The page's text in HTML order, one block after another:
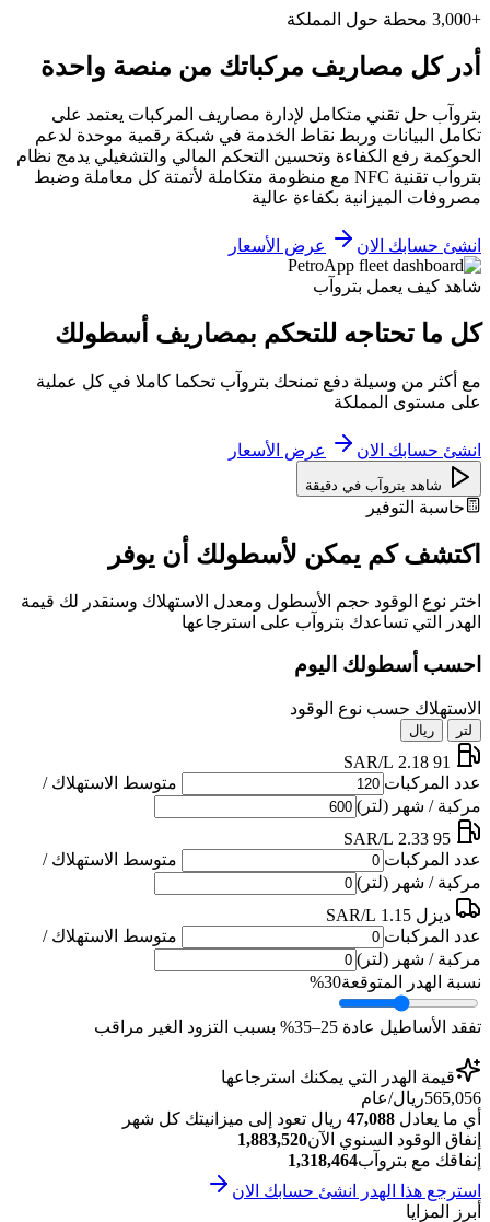
+3,000 محطة حول المملكة
أدر كل مصاريف مركباتك من منصة واحدة
بتروآب حل تقني متكامل لإدارة مصاريف المركبات يعتمد على
تكامل البيانات وربط نقاط الخدمة في شبكة رقمية موحدة لدعم
الحوكمة رفع الكفاءة وتحسين التحكم المالي والتشغيلي يدمج نظام
بتروآب تقنية NFC مع منظومة متكاملة لأتمتة كل معاملة وضبط
مصروفات الميزانية بكفاءة عالية
انشئ حسابك الان عرض الأسعار
شاهد كيف يعمل بتروآب
كل ما تحتاجه للتحكم بمصاريف أسطولك
مع أكثر من وسيلة دفع تمنحك بتروآب تحكما كاملا في كل عملية
على مستوى المملكة
انشئ حسابك الان عرض الأسعار
شاهد بتروآب في دقيقة
حاسبة التوفير
اكتشف كم يمكن لأسطولك أن يوفر
اختر نوع الوقود حجم الأسطول ومعدل الاستهلاك وسنقدر لك قيمة
الهدر التي تساعدك بتروآب على استرجاعها
احسب أسطولك اليوم
الاستهلاك حسب نوع الوقود
لتر ريال
91
2.18 SAR/L
عدد المركبات
متوسط الاستهلاك /
مركبة / شهر (لتر)
95
2.33 SAR/L
عدد المركبات
متوسط الاستهلاك /
مركبة / شهر (لتر)
ديزل 1.15 SAR/L
عدد المركبات
متوسط الاستهلاك /
مركبة / شهر (لتر)
نسبة الهدر المتوقعة30%
تفقد الأساطيل عادة 25–35% بسبب التزود الغير مراقب
قيمة الهدر التي يمكنك استرجاعها
565,056ريال/عام
أي ما يعادل 47,088 ريال تعود إلى ميزانيتك كل شهر
إنفاق الوقود السنوي الآن1,883,520
إنفاقك مع بتروآب1,318,464
استرجع هذا الهدر انشئ حسابك الان
أبرز المزايا